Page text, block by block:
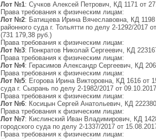
Лот №1: Сучков Алексей Петрович, КД 1171 от
Права требования к физическим лицам:
Лот №2: Батищева Ирина Вячеславовна, КД
районного суда г. Тольятти по делу 2-1292/2017
(731 179,38 руб.)
Права требования к физическим лицам:
Лот №3: Понкратов Николай Сергеевич, КД
Права требования к физическим лицам:
Лот №4: Герасимов Александр Сергеевич, КД
Права требования к физическим лицам:
Лот №5: Егорова Ирина Викторовна, КД 1616 от
суда г. Сызрань по делу 2-1982/2017 от
Права требования к физическим лицам:
Лот №6: Косицын Сергей Анатольевич, КД
Права требования к физическим лицам:
Лот №7: Кислинский Иван Владимирович, КД
городского суда по делу 2-1337/2017 от
Права требования к физическим лицам: